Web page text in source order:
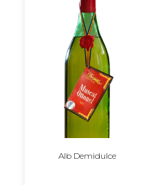
Alb Demidulce